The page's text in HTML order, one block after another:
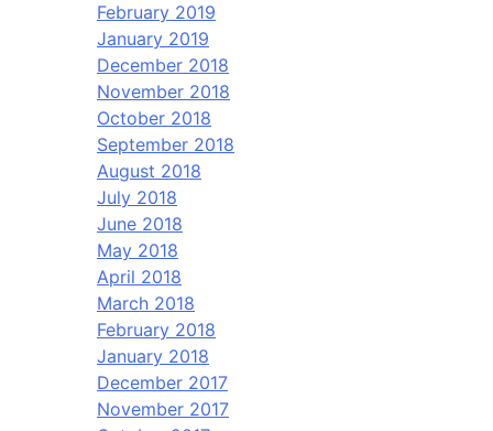
February 2019
January 2019
December 2018
November 2018
October 2018
September 2018
August 2018
July 2018
June 2018
May 2018
April 2018
March 2018
February 2018
January 2018
December 2017
November 2017